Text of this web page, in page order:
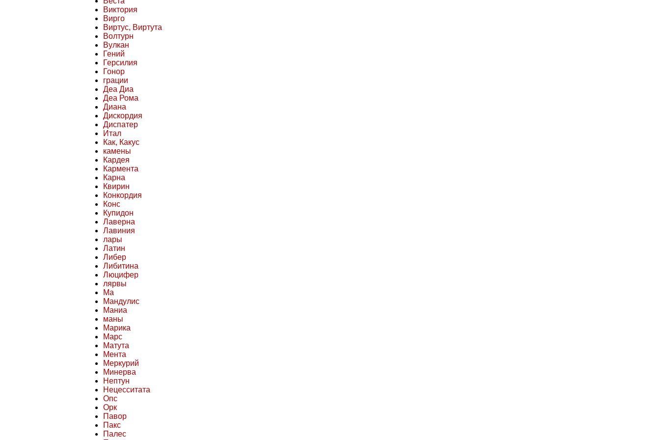
Виктория
Вирго
Виртус, Виртута
Волтурн
Вулкан
Гений
Герсилия
Гонор
грации
Деа Диа
Деа Рома
Диана
Дискордия
Диспатер
Итал
Как, Какус
камены
Кардея
Кармента
Карна
Квирин
Конкордия
Конс
Купидон
Лаверна
Лавиния
лары
Латин
Либер
Либитина
Люцифер
лярвы
Ма
Мандулис
Маниа
маны
Марика
Марс
Матута
Мента
Меркурий
Минерва
Нептун
Нецесситата
Опс
Орк
Павор
Пакс
Палес